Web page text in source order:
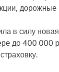
дорожные
в силу
до 400 000